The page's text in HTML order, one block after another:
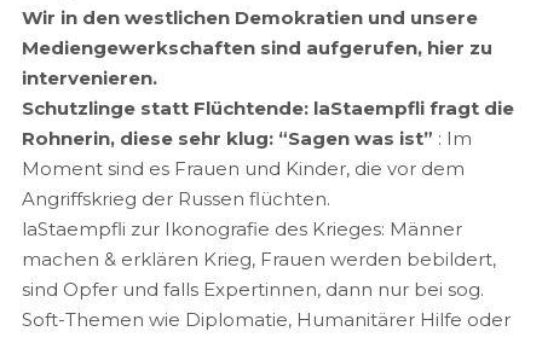
Wir in den westlichen Demokratien und unsere
Mediengewerkschaften sind aufgerufen, hier zu
intervenieren.
Schutzlinge statt Flüchtende: laStaempfli fragt die
Rohnerin, diese sehr klug: “Sagen was ist” : Im
Moment sind es Frauen und Kinder, die vor dem
Angriffskrieg der Russen flüchten.
laStaempfli zur Ikonografie des Krieges: Männer
machen & erklären Krieg, Frauen werden bebildert,
sind Opfer und falls Expertinnen, dann nur bei sog.
Soft-Themen wie Diplomatie, Humanitärer Hilfe oder